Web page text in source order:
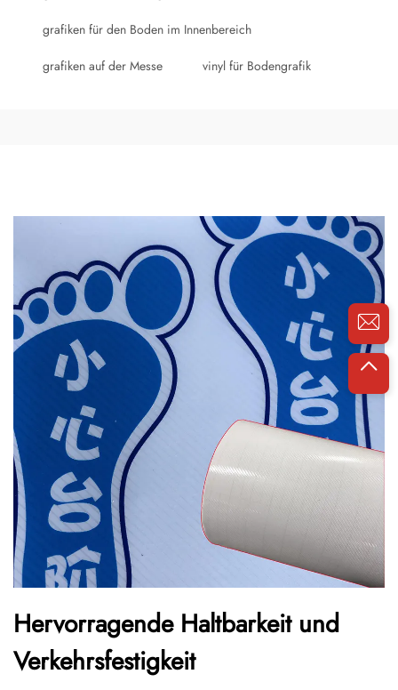
grafiken für den Boden im Innenbereich
grafiken auf der Messe vinyl für Bodengrafik
Hervorragende Haltbarkeit und
Verkehrsfestigkeit